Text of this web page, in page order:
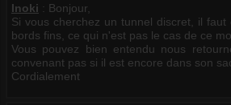
Inoki : Bonjour,
Si vous cherchez un tunnel discret, il faut
bords fins, ce qui n'est pas le cas de ce
Vous pouvez bien entendu nous
convenant pas si il est encore dans son
Cordialement